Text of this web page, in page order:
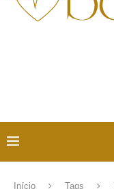
Início Tags